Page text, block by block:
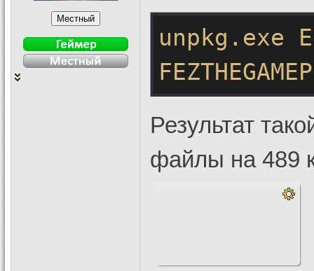
unpkg .exe
Результат
файлы на 489